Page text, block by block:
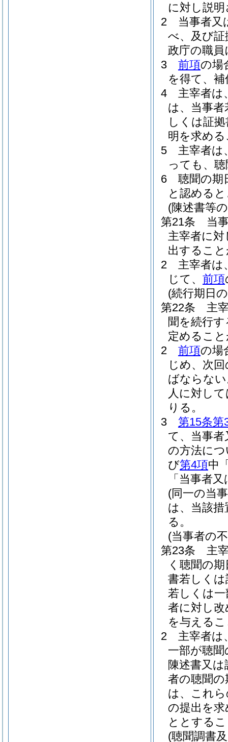
に対し説
2
当事者又
べ、及び
政庁の職
3
前項の場
を得て、
4
主宰者は
は、当事
しくは証
明を求め
5
主宰者は
っても、
6
聴聞の期
と認める
(陳述書等
第21条
当
主宰者に
出するこ
2
主宰者は
じて、 前項
(続行期日
第22条
主
聞を続行
定めるこ
2
前項の場
じめ、次
ばならな
人に対し
りる。
3
第15条第
て、当事
の方法に
び第4項中
「当事者
(同一の当
は、当該
る。
(当事者の
第23条
主
く聴聞の
書若しく
若しくは
者に対し
を与える
2
主宰者は
一部が聴
陳述書又
者の聴聞
は、これ
の提出を
ととする
(聴聞調書